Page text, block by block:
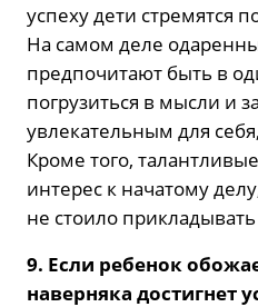
успеху дети стремятся
На самом деле
предпочитают быть в
погрузиться в мысли и
увлекательным для
Кроме того,
интерес к начатому
не стоило
9. Если ребенок
наверняка достигнет